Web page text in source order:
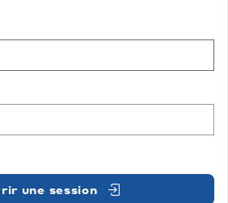
une session